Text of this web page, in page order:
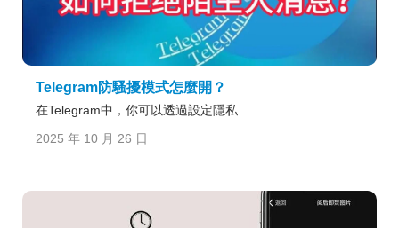
Telegram防騷擾模式怎麼開？
在Telegram中，你可以透過設定隱私...
2025 年 10 月 26 日